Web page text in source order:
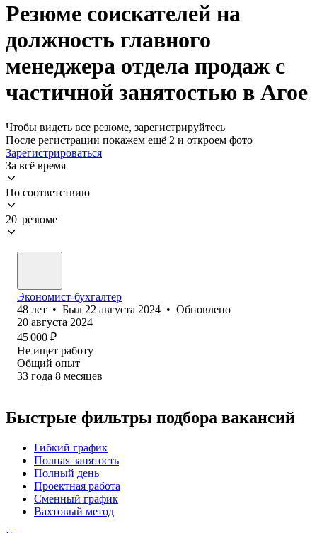
Резюме соискателей на
должность главного
менеджера отдела продаж с
частичной занятостью в Агое
Чтобы видеть все резюме, зарегистрируйтесь
После регистрации покажем ещё 2 и откроем фото
Зарегистрироваться
За всё время
По соответствию
20 резюме
Экономист-бухгалтер
48 лет • Был 22 августа 2024 • Обновлено
20 августа 2024
45 000 ₽
Не ищет работу
Общий опыт
33 года 8 месяцев
Быстрые фильтры подбора вакансий
Гибкий график
Полная занятость
Полный день
Проектная работа
Сменный график
Вахтовый метод